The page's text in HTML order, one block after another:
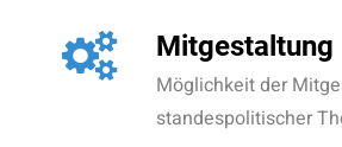
Mitgestaltung
Möglichkeit der
standespolitischer